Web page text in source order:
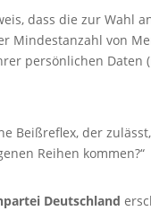
dass die zur Wahl
Mindestanzahl von
persönlichen Daten
Beißreflex, der
Reihen kommen?“
Deutschland